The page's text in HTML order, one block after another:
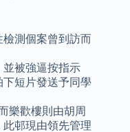
檢測個案曾到訪而
被強逼按指示
下短片發送予同學
樂歡樓則由胡周
邨現由領先管理